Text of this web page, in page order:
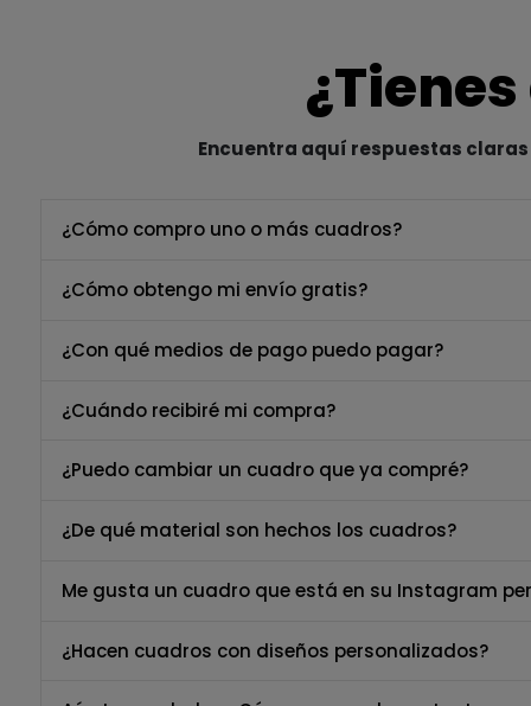
Encuentra aquí respuestas
¿Cómo compro uno o más cuadros?
¿Cómo obtengo mi envío gratis?
¿Con qué medios de pago puedo pagar?
¿Cuándo recibiré mi compra?
¿Puedo cambiar un cuadro que ya compré?
¿De qué material son hechos los cuadros?
Me gusta un cuadro que está en su Instagram
¿Hacen cuadros con diseños personalizados?